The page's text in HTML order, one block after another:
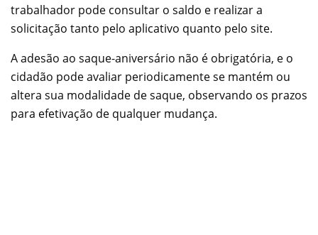
trabalhador pode consultar o saldo e realizar a
solicitação tanto pelo aplicativo quanto pelo site.
A adesão ao saque-aniversário não é obrigatória, e o
cidadão pode avaliar periodicamente se mantém ou
altera sua modalidade de saque, observando os prazos
para efetivação de qualquer mudança.